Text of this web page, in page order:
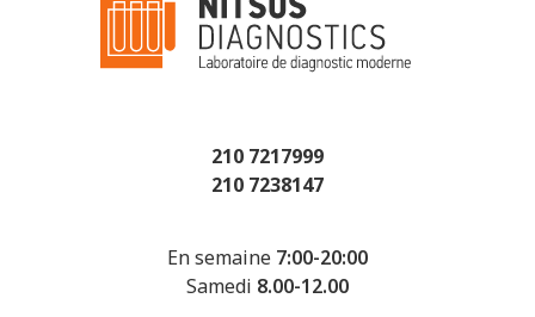
210 7217999
210 7238147
En semaine 7:00-20:00
Samedi 8.00-12.00